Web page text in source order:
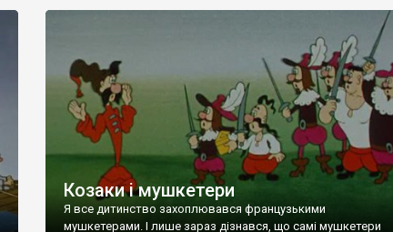
увірвались в Дюнкерк і всіх перемогли, а Сірко викладав в
Козаки і мушкетери
Я все дитинство захоплювався французькими
мушкетерами. І лише зараз дізнався, що самі мушкетери